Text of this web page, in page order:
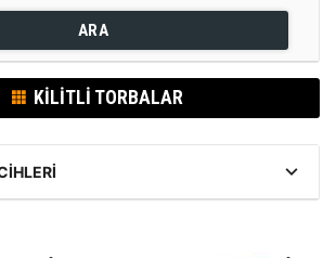
ARA
KILITLI TORBALAR